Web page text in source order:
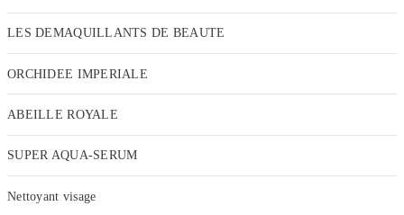
LES DEMAQUILLANTS DE BEAUTE
ORCHIDEE IMPERIALE
ABEILLE ROYALE
SUPER AQUA-SERUM
Nettoyant visage